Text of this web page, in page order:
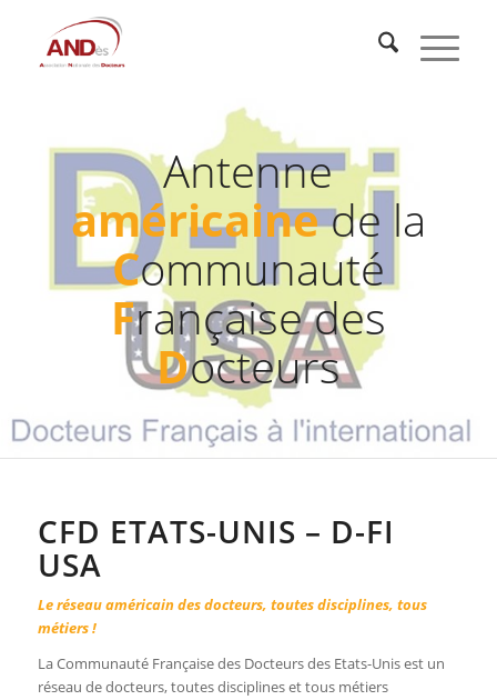
Antenne
américainede la
Communauté
Française des
Docteurs
CFD ETATS-UNIS – D-FI
USA
Le réseau américain des docteurs, toutes disciplines, tous
métiers !
La Communauté Française des Docteurs des Etats-Unis est un
réseau de docteurs, toutes disciplines et tous métiers